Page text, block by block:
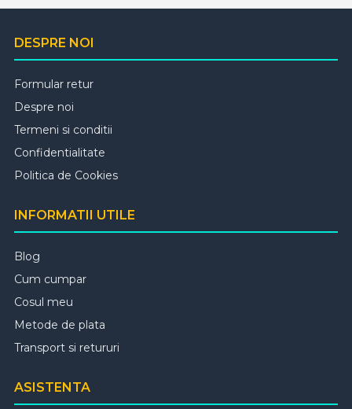
DESPRE NOI
Formular retur
Despre noi
Termeni si conditii
Confidentialitate
Politica de Cookies
INFORMATII UTILE
Blog
Cum cumpar
Cosul meu
Metode de plata
Transport si retururi
ASISTENTA